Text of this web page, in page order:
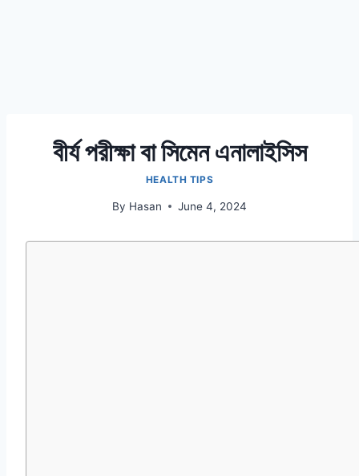
বীর্য পরীক্ষা বা সিমেন এনালাইসিস
HEALTH TIPS
By Hasan June 4, 2024